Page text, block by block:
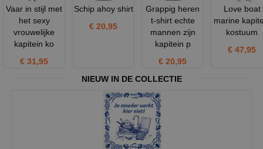
Vaar in stijl met
het sexy
vrouwelijke
kapitein ko
€ 31,95
Schip ahoy shirt
€ 20,95
Grappig heren
t-shirt echte
mannen zijn
kapitein p
€ 20,95
Love boat
marine
kostuum
€ 47,95
NIEUW IN DE COLLECTIE